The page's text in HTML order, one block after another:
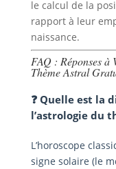
le calcul de la
rapport à leur
naissance.
FAQ : Réponses à
Thème Astral
❓ Quelle est la
l’astrologie du
L’horoscope
signe solaire (le